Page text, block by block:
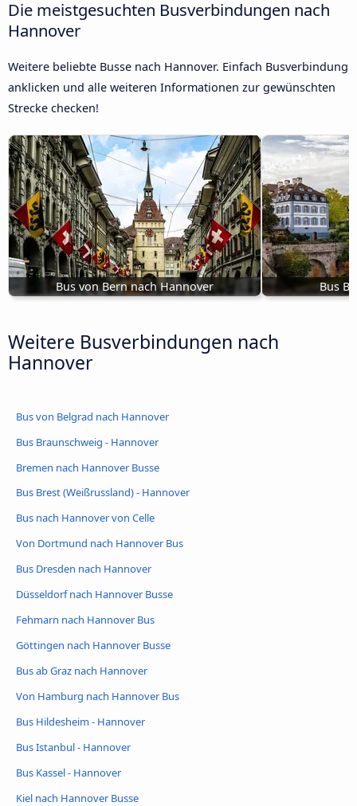
Die meistgesuchten Busverbindungen nach
Hannover
Weitere beliebte Busse nach Hannover. Einfach Busverbindung
anklicken und alle weiteren Informationen zur gewünschten
Strecke checken!
Bus von Bern nach Hannover Bus
Weitere Busverbindungen nach
Hannover
Bus von Belgrad nach Hannover
Bus Braunschweig - Hannover
Bremen nach Hannover Busse
Bus Brest (Weißrussland) - Hannover
Bus nach Hannover von Celle
Von Dortmund nach Hannover Bus
Bus Dresden nach Hannover
Düsseldorf nach Hannover Busse
Fehmarn nach Hannover Bus
Göttingen nach Hannover Busse
Bus ab Graz nach Hannover
Von Hamburg nach Hannover Bus
Bus Hildesheim - Hannover
Bus Istanbul - Hannover
Bus Kassel - Hannover
Kiel nach Hannover Busse